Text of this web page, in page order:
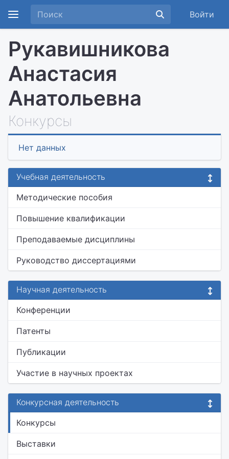
Войти
Рукавишникова
Анастасия
Анатольевна
Конкурсы
Нет данных
Учебная деятельность
Методические пособия
Повышение квалификации
Преподаваемые дисциплины
Руководство диссертациями
Научная деятельность
Конференции
Патенты
Публикации
Участие в научных проектах
Конкурсная деятельность
Конкурсы
Выставки